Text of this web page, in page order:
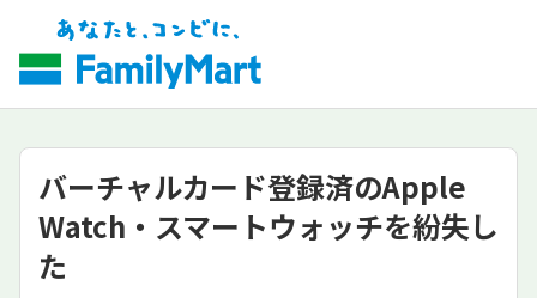
バーチャルカード登録済のApple
Watch・スマートウォッチを紛失し
た